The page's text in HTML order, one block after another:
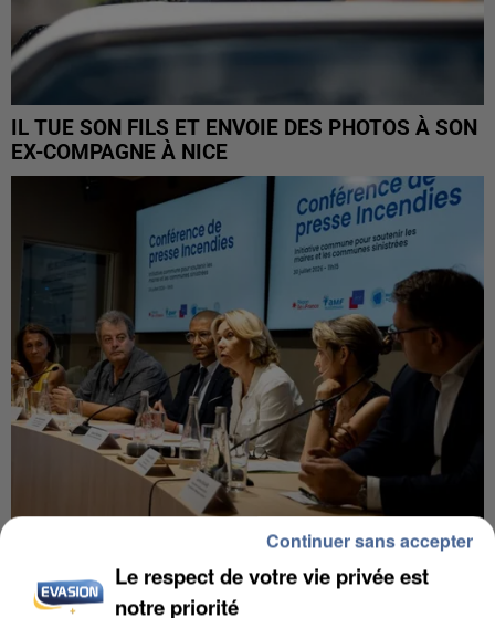
IL TUE SON FILS ET ENVOIE DES PHOTOS À SON
EX-COMPAGNE À NICE
INCENDIES : L’ÎLE-DE-FRANCE LANCE UN ÉLAN
DE SOLIDARITÉ AVEC LES...
Le respect de votre vie privée est
notre priorité
Continuer sans accepter